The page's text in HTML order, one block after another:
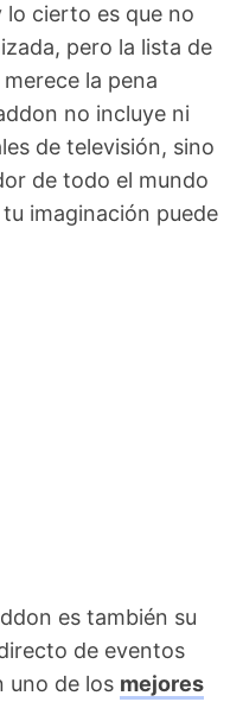
lo cierto es que no
pero la lista de
la pena
no incluye ni
de televisión, sino
de todo el mundo
imaginación puede
es también su
de eventos
uno de los mejores